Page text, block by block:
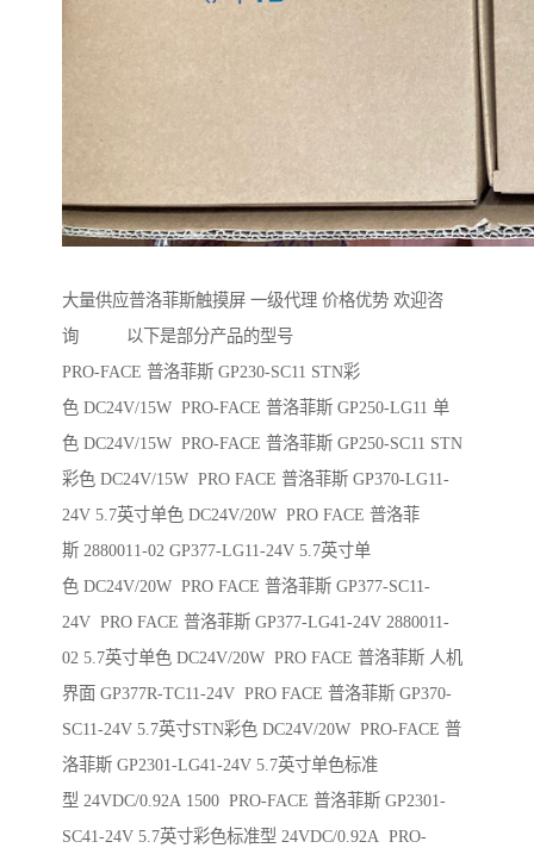
大量供应普洛菲斯触摸屏 一级代理 价格优势 欢迎咨
询 以下是部分产品的型号
PRO-FACE 普洛菲斯 GP230-SC11 STN彩
色 DC24V/15W PRO-FACE 普洛菲斯 GP250-LG11 单
色 DC24V/15W PRO-FACE 普洛菲斯 GP250-SC11 STN
彩色 DC24V/15W PRO FACE 普洛菲斯 GP370-LG11-
24V 5.7英寸单色 DC24V/20W PRO FACE 普洛菲
斯 2880011-02 GP377-LG11-24V 5.7英寸单
色 DC24V/20W PRO FACE 普洛菲斯 GP377-SC11-
24V PRO FACE 普洛菲斯 GP377-LG41-24V 2880011-
02 5.7英寸单色 DC24V/20W PRO FACE 普洛菲斯 人机
界面 GP377R-TC11-24V PRO FACE 普洛菲斯 GP370-
SC11-24V 5.7英寸STN彩色 DC24V/20W PRO-FACE 普
洛菲斯 GP2301-LG41-24V 5.7英寸单色标准
型 24VDC/0.92A 1500 PRO-FACE 普洛菲斯 GP2301-
SC41-24V 5.7英寸彩色标准型 24VDC/0.92A PRO-